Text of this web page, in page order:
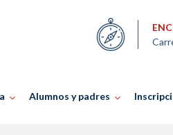
Alumnos y padres